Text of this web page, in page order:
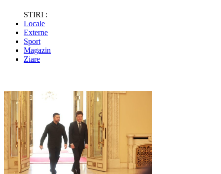
STIRI :
Locale
Externe
Sport
Magazin
Ziare